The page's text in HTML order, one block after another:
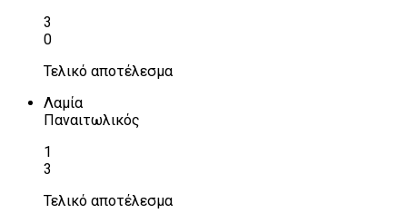
3
0
Τελικό αποτέλεσμα
Λαμία
Παναιτωλικός
1
3
Τελικό αποτέλεσμα